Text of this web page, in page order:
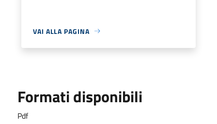
VAI ALLA PAGINA
Formati disponibili
Pdf